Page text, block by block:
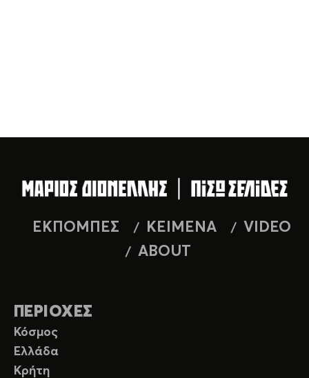
ΕΚΠΟΜΠΕΣ ΚΕΙΜΕΝΑ
VIDEO
ABOUT
ΠΕΡΙΟΧΕΣ
Κόσμος
Ελλάδα
Κρήτη